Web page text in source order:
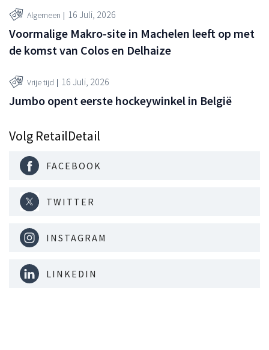
Algemeen 16 Juli, 2026
Voormalige Makro-site in Machelen leeft op met
de komst van Colos en Delhaize
Vrije tijd 16 Juli, 2026
Jumbo opent eerste hockeywinkel in België
Volg RetailDetail
FACEBOOK
TWITTER
INSTAGRAM
LINKEDIN